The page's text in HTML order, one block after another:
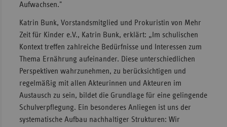
Aufwachsen."
Katrin Bunk, Vorstandsmitglied und Prokuristin von Mehr
Zeit für Kinder e.V., Katrin Bunk, erklärt: „Im schulischen
Kontext treffen zahlreiche Bedürfnisse und Interessen zum
Thema Ernährung aufeinander. Diese unterschiedlichen
Perspektiven wahrzunehmen, zu berücksichtigen und
regelmäßig mit allen Akteurinnen und Akteuren im
Austausch zu sein, bildet die Grundlage für eine gelingende
Schulverpflegung. Ein besonderes Anliegen ist uns der
systematische Aufbau nachhaltiger Strukturen: Wir